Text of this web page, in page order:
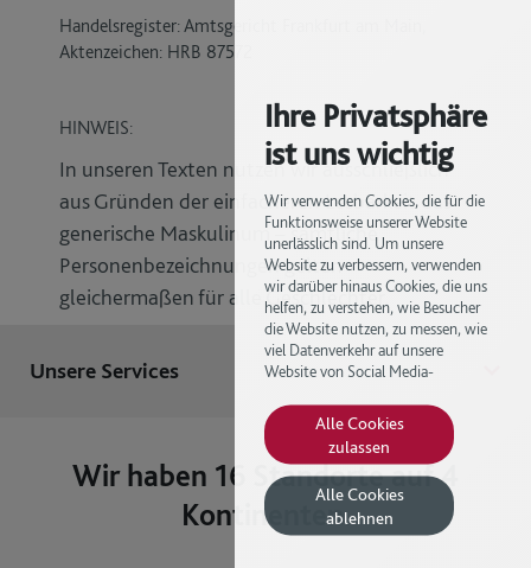
Handelsregister:Amtsgericht Frankfurt am Main,
Aktenzeichen: HRB 87572
HINWEIS:
In unseren Texten nutzen wir ausschließlich
aus Gründen der einfacheren Lesbarkeit das
generische Maskulinum – sämtliche
Personenbezeichnungen gelten
gleichermaßen für alle Geschlechter.
Unsere Services
Wir haben 16 Standorte auf 4
Kontinenten.
Ihre Privatsphäre
ist uns wichtig
Wir verwenden Cookies, die für die
Funktionsweise unserer Website
unerlässlich sind. Um unsere
Website zu verbessern, verwenden
wir darüber hinaus Cookies, die uns
helfen, zu verstehen, wie Besucher
die Website nutzen, zu messen, wie
viel Datenverkehr auf unsere
Website von Social Media-
Erfahrung zu personalisieren. Einige
der von uns verwendeten Cookies
werden von Dritten zur Verfügung
gestellt. Um alle Cookies zu
akzeptieren, klicken Sie auf „Alle
Cookies zulassen“. Um alle nicht
erforderlichen Cookies abzulehnen,
Alle Cookies
zulassen
Alle Cookies
ablehnen